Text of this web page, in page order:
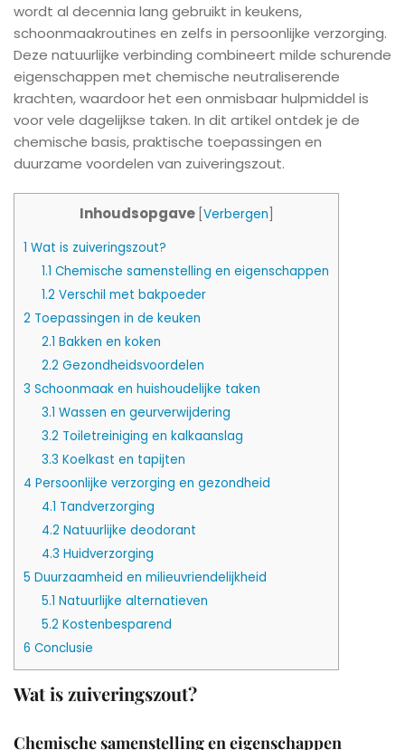
wordt al decennia lang gebruikt in keukens,
schoonmaakroutines en zelfs in persoonlijke verzorging.
Deze natuurlijke verbinding combineert milde schurende
eigenschappen met chemische neutraliserende
krachten, waardoor het een onmisbaar hulpmiddel is
voor vele dagelijkse taken. In dit artikel ontdek je de
chemische basis, praktische toepassingen en
duurzame voordelen van zuiveringszout.
Inhoudsopgave Verbergen
1 Wat is zuiveringszout?
1.1 Chemische samenstelling en eigenschappen
1.2 Verschil met bakpoeder
2 Toepassingen in de keuken
2.1 Bakken en koken
2.2 Gezondheidsvoordelen
3 Schoonmaak en huishoudelijke taken
3.1 Wassen en geurverwijdering
3.2 Toiletreiniging en kalkaanslag
3.3 Koelkast en tapijten
4 Persoonlijke verzorging en gezondheid
4.1 Tandverzorging
4.2 Natuurlijke deodorant
4.3 Huidverzorging
5 Duurzaamheid en milieuvriendelijkheid
5.1 Natuurlijke alternatieven
5.2 Kostenbesparend
6 Conclusie
Wat is zuiveringszout?
Chemische samenstelling en eigenschappen